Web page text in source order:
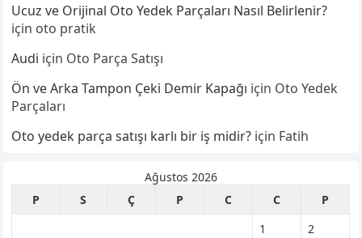
Ucuz ve Orijinal Oto Yedek Parçaları Nasıl Belirlenir?
için oto pratik
Audi için Oto Parça Satışı
Ön ve Arka Tampon Çeki Demir Kapağı için Oto Yedek
Parçaları
Oto yedek parça satışı karlı bir iş midir? için Fatih
Ağustos 2026
P
S Ç P C C
P
1
2